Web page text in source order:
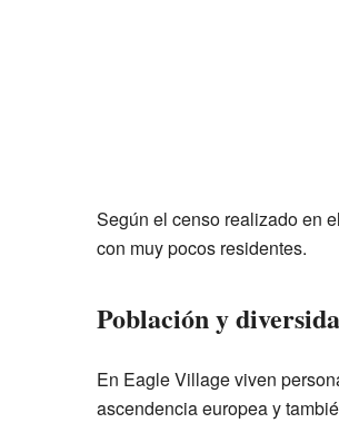
Según el censo realizado en
con muy pocos residentes.
Población y
En Eagle Village viven
ascendencia europea y